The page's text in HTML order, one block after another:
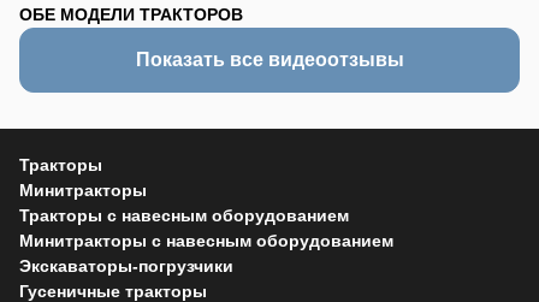
ОБЕ МОДЕЛИ ТРАКТОРОВ
Показать все видеоотзывы
Тракторы
Минитракторы
Тракторы с навесным оборудованием
Минитракторы с навесным оборудованием
Экскаваторы-погрузчики
Гусеничные тракторы